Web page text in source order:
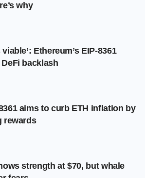
why
Ethereum’s EIP-8361
backlash
aims to curb ETH inflation by
rewards
strength at $70, but whale